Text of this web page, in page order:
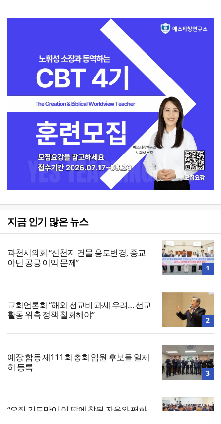
지금 인기 많은 뉴스
과천시의회 “신천지 건물 용도변경, 종교
아닌 공공 이익 문제”
1
교회언론회 “해외 선교비 과세 우려… 선교
활동 위축 정책 철회해야”
2
예장 합동 제111회 총회 임원 후보들 일제
히 등록
3
“오직 기도만이 이 땅에 참된 자유와 평화